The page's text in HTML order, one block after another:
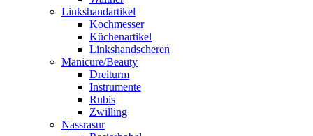
Linkshandartikel
Kochmesser
Küchenartikel
Linkshandscheren
Manicure/Beauty
Dreiturm
Instrumente
Rubis
Zwilling
Nassrasur